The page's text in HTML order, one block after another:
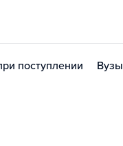
поступлении Вузы